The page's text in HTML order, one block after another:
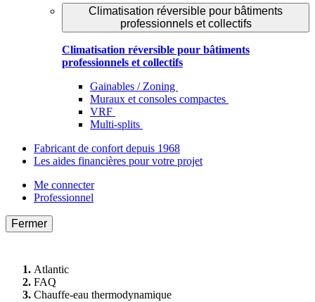
Climatisation réversible pour bâtiments
professionnels et collectifs
Climatisation réversible pour bâtiments
professionnels et collectifs
Gainables / Zoning
Muraux et consoles compactes
VRF
Multi-splits
Fabricant de confort depuis 1968
Les aides financières pour votre projet
Me connecter
Professionnel
Fermer
Atlantic
FAQ
Chauffe-eau thermodynamique